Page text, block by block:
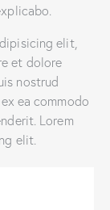
elit,
et dolore
nostrud
ea commodo
Lorem
elit.